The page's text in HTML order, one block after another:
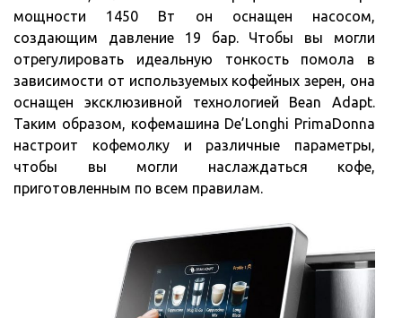
мощности 1450 Вт он оснащен насосом,
создающим давление 19 бар. Чтобы вы могли
отрегулировать идеальную тонкость помола в
зависимости от используемых кофейных зерен, она
оснащен эксклюзивной технологией Bean Adapt.
Таким образом, кофемашина De’Longhi PrimaDonna
настроит кофемолку и различные параметры,
чтобы вы могли наслаждаться кофе,
приготовленным по всем правилам.